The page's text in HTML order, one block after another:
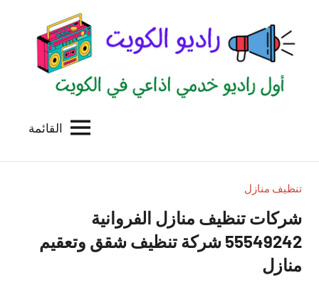
المحتوى
الكويت
للاعلانات
بالكويت
القائمة
تنظيف منازل
شركات تنظيف منازل الفروانية
55549242 شركة تنظيف شقق وتعقيم
منازل